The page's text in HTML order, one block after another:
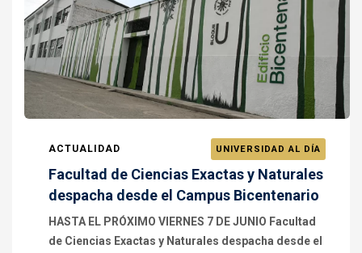
ACTUALIDAD UNIVERSIDAD AL DÍA
Facultad de Ciencias Exactas y Naturales
despacha desde el Campus Bicentenario
HASTA EL PRÓXIMO VIERNES 7 DE JUNIO Facultad
de Ciencias Exactas y Naturales despacha desde el